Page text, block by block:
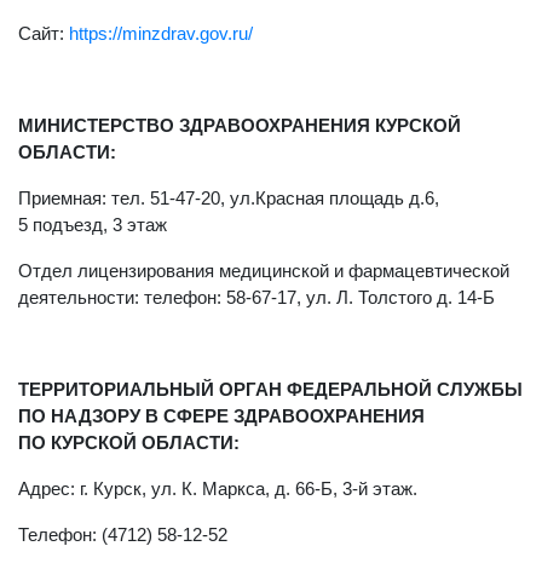
Сайт: https://minzdrav.gov.ru/
МИНИСТЕРСТВО ЗДРАВООХРАНЕНИЯ КУРСКОЙ
ОБЛАСТИ:
Приемная: тел. 51-47-20, ул.Красная площадь д.6,
5 подъезд, 3 этаж
Отдел лицензирования медицинской и фармацевтической
деятельности: телефон: 58-67-17, ул. Л. Толстого д. 14-Б
ТЕРРИТОРИАЛЬНЫЙ ОРГАН ФЕДЕРАЛЬНОЙ СЛУЖБЫ
ПО НАДЗОРУ В СФЕРЕ ЗДРАВООХРАНЕНИЯ
ПО КУРСКОЙ ОБЛАСТИ:
Адрес: г. Курск, ул. К. Маркса, д. 66-Б, 3-й этаж.
Телефон: (4712) 58-12-52